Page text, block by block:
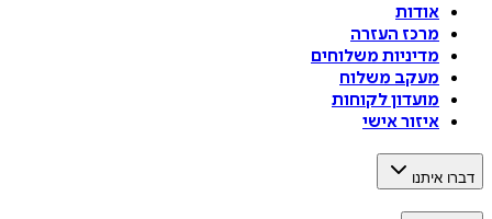
אודות
מרכז העזרה
מדיניות משלוחים
מעקב משלוח
מועדון לקוחות
איזור אישי
דברו איתנו